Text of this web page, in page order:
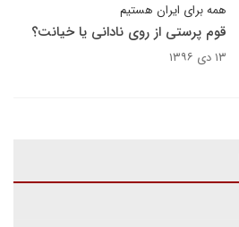
همه برای ایران هستیم
قوم پرستی از روی نادانی یا خیانت؟
۱۳ دی ۱۳۹۶